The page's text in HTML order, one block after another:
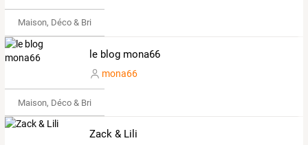
Maison, Déco & Bricolage
le blog mona66
mona66
Maison, Déco & Bricolage
Zack & Lili